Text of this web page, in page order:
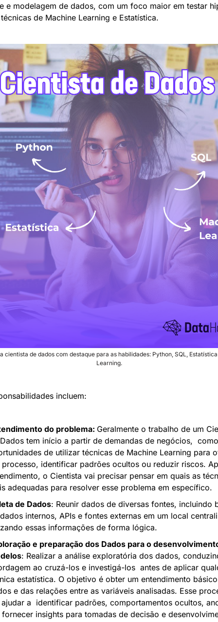
e modelagem de dados, com um foco maior em testar
de Machine Learning e Estatística.
cientista de dados com destaque para as habilidades: Python, SQL,
Learning.
incluem:
do problema: Geralmente o trabalho de um
tem início a partir de demandas de negócios,  como
de utilizar técnicas de Machine Learning para
processo, identificar padrões ocultos ou reduzir riscos.
o Cientista vai precisar pensar em quais as
adequadas para resolver esse problema em específico.
de Dados: Reunir dados de diversas fontes, incluindo
internos, APIs e fontes externas em um local
essas informações de forma lógica.
e preparação dos Dados para o
: Realizar a análise exploratória dos dados,
ao cruzá-los e investigá-los  antes de aplicar
estatística. O objetivo é obter um entendimento
e das relações entre as variáveis analisadas. Esse
a  identificar padrões, comportamentos ocultos,
fornecer insights para tomadas de decisão e